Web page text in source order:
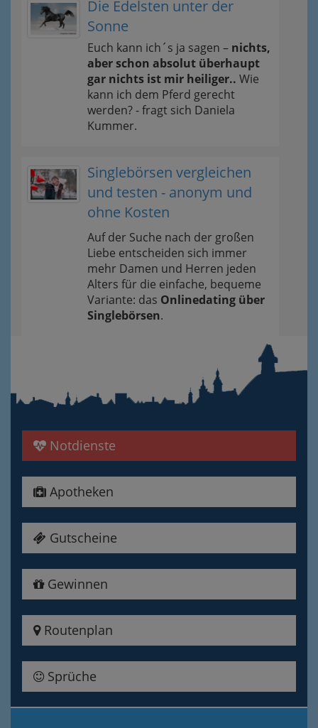
Die Edelsten unter der
Sonne
Euch kann ich´s ja sagen – nichts,
aber schon absolut überhaupt
gar nichts ist mir heiliger.. Wie
kann ich dem Pferd gerecht
werden? - fragt sich Daniela
Kummer.
Singlebörsen vergleichen
und testen - anonym und
ohne Kosten
Auf der Suche nach der großen
Liebe entscheiden sich immer
mehr Damen und Herren jeden
Alters für die einfache, bequeme
Variante: das Onlinedating über
Singlebörsen.
Notdienste
Apotheken
Gutscheine
Gewinnen
Routenplan
Sprüche